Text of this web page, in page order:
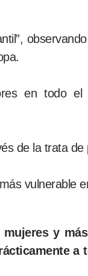
en todo el
de la trata de
vulnerable
y
a